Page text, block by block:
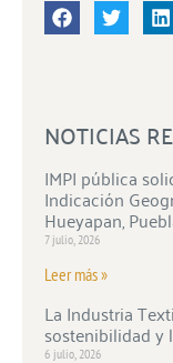
NOTICIAS
IMPI pública
Indicación
Hueyapan,
7 julio, 2026
Leer más »
La Industria
sostenibilidad y
6 julio, 2026